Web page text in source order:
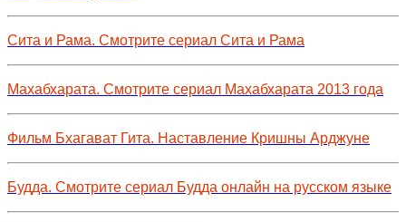
Сита и Рама. Смотрите сериал Сита и Рама
Махабхарата. Смотрите сериал Махабхарата 2013 года
Фильм Бхагават Гита. Наставление Кришны Арджуне
Будда. Смотрите сериал Будда онлайн на русском языке